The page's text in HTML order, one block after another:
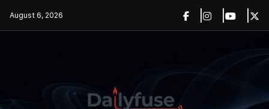
August 6, 2026